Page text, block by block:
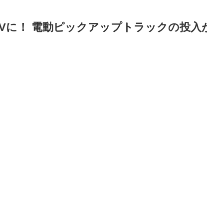
に！ 電動ピックアップトラックの投入